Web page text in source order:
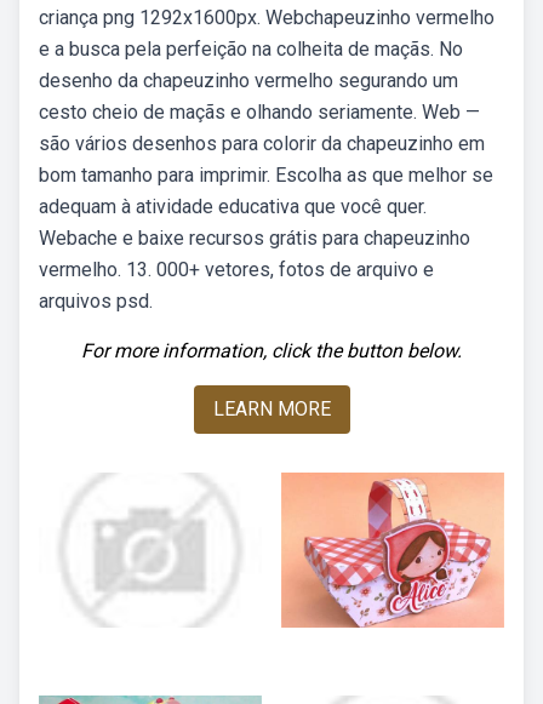
criança png 1292x1600px. Webchapeuzinho vermelho
e a busca pela perfeição na colheita de maçãs. No
desenho da chapeuzinho vermelho segurando um
cesto cheio de maçãs e olhando seriamente. Web —
são vários desenhos para colorir da chapeuzinho em
bom tamanho para imprimir. Escolha as que melhor se
adequam à atividade educativa que você quer.
Webache e baixe recursos grátis para chapeuzinho
vermelho. 13. 000+ vetores, fotos de arquivo e
arquivos psd.
For more information, click the button below.
LEARN MORE